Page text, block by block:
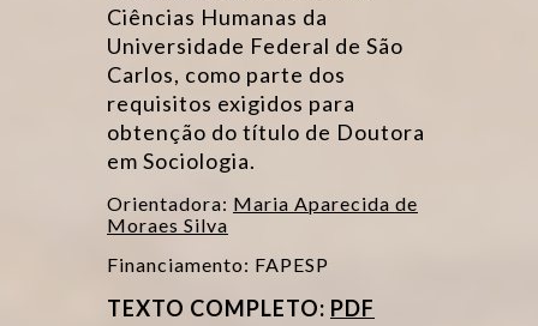
Ciências Humanas da
Universidade Federal de São
Carlos, como parte dos
requisitos exigidos para
obtenção do título de Doutora
em Sociologia.
Orientadora: Maria Aparecida de
Moraes Silva
Financiamento: FAPESP
TEXTO COMPLETO: PDF